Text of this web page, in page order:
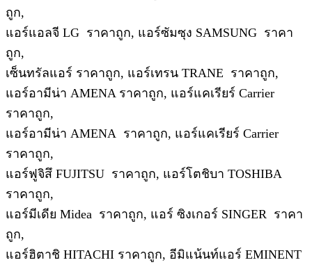
ถูก,
แอร์แอลจี LG ราคาถูก, แอร์ซัมซุง SAMSUNG ราคา
ถูก,
เซ็นทรัลแอร์ ราคาถูก, แอร์เทรน TRANE ราคาถูก,
แอร์อามีน่า AMENA ราคาถูก, แอร์แคเรียร์ Carrier
ราคาถูก,
แอร์อามีน่า AMENA ราคาถูก, แอร์แคเรียร์ Carrier
ราคาถูก,
แอร์ฟูจิสึ FUJITSU ราคาถูก, แอร์โตชิบา TOSHIBA
ราคาถูก,
แอร์มีเดีย Midea ราคาถูก, แอร์ ซิงเกอร์ SINGER ราคา
ถูก,
แอร์ฮิตาชิ HITACHI ราคาถูก, อีมิแน้นท์แอร์ EMINENT